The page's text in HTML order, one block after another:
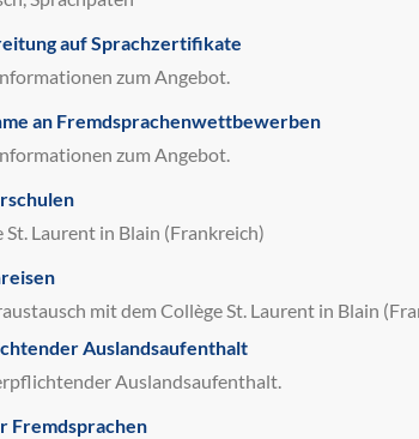
auf Sprachzertifikate
zum Angebot.
an Fremdsprachenwettbewerben
zum Angebot.
St. Laurent in Blain (Frankreich)
mit dem Collège St. Laurent in Blain
Auslandsaufenthalt
Auslandsaufenthalt.
Fremdsprachen